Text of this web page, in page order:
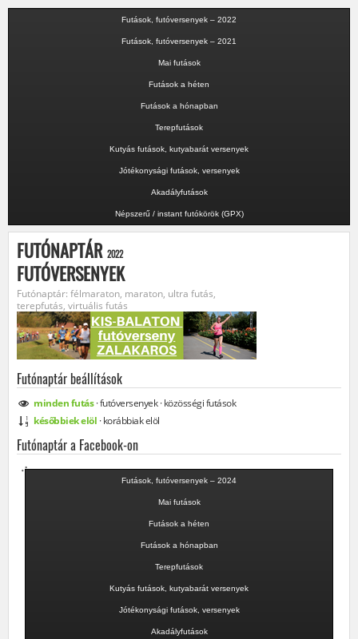
Futások, futóversenyek – 2022
Futások, futóversenyek – 2021
Mai futások
Futások a héten
Futások a hónapban
Terepfutások
Kutyás futások, kutyabarát versenyek
Jótékonysági futások, versenyek
Akadályfutások
Népszerű / instant futókörök (GPX)
FUTÓNAPTÁR 2022
FUTÓVERSENYEK
Futónaptár: félmaraton, maraton, ultra futás,
terepfutás, virtuális futás
Futónaptár beállítások
mindenfutás·futóversenyek·közösségifutások
későbbiek elöl ·korábbiak elöl
Futónaptár a Facebook-on
Futások, futóversenyek – 2024
Mai futások
Futások a héten
Futások a hónapban
Terepfutások
Kutyás futások, kutyabarát versenyek
Jótékonysági futások, versenyek
Akadályfutások